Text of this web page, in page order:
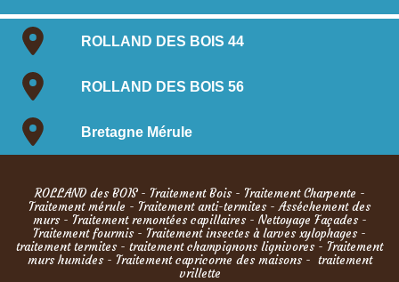
ROLLAND DES BOIS 44
ROLLAND DES BOIS 56
Bretagne Mérule
ROLLAND des BOIS- Traitement Bois- Traitement Charpente -
Traitement mérule - Traitement anti-termites-Asséchement des
murs- Traitement remontées capillaires- Nettoyage Façades-
Traitement fourmis- Traitement insectes à larves xylophages -
traitement termites - traitement champignons lignivores - Traitement
murs humides - Traitement capricorne des maisons - traitement
vrillette